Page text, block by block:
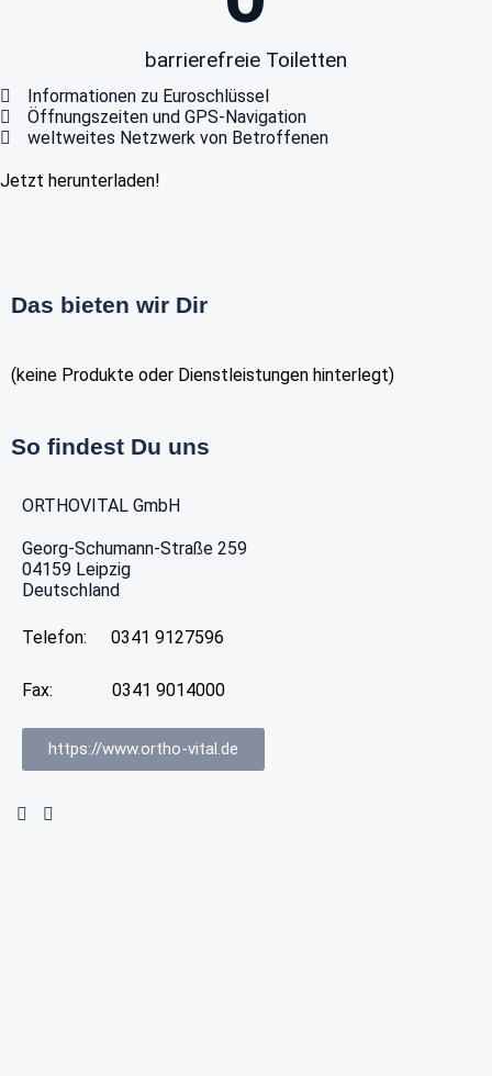
barrierefreie Toiletten
Informationen zu Euroschlüssel
Öffnungszeiten und GPS-Navigation
weltweites Netzwerk von Betroffenen
Jetzt herunterladen!
Das bieten wir Dir
(keine Produkte oder Dienstleistungen hinterlegt)
So findest Du uns
ORTHOVITAL GmbH
Georg-Schumann-Straße 259
04159 Leipzig
Deutschland
Telefon: 0341 9127596
Fax: 0341 9014000
https://www.ortho-vital.de